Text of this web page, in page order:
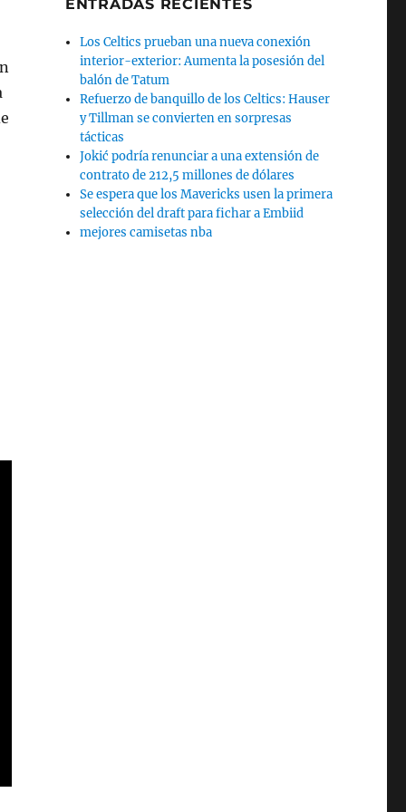
ENTRADAS RECIENTES
Los Celtics prueban una nueva conexión
interior-exterior: Aumenta la posesión del
balón de Tatum
Refuerzo de banquillo de los Celtics: Hauser
y Tillman se convierten en sorpresas
tácticas
Jokić podría renunciar a una extensión de
contrato de 212,5 millones de dólares
Se espera que los Mavericks usen la primera
selección del draft para fichar a Embiid
mejores camisetas nba